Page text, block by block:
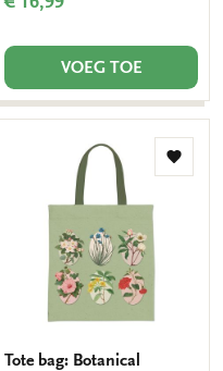
VOEG TOE
Tote bag: Botanical